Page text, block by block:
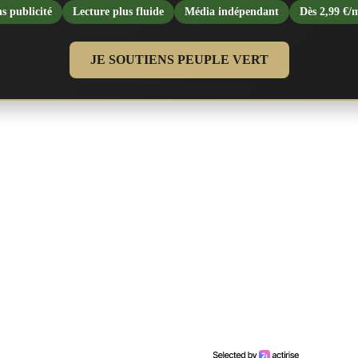
publicité Lecture plus fluide Média indépendant Dès 2,99 €/
JE SOUTIENS PEUPLE VERT